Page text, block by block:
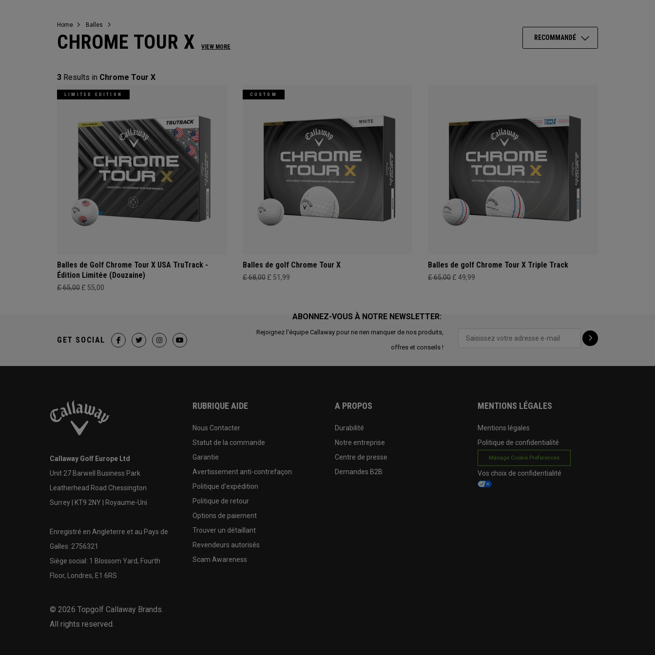
Home Balles
CHROME TOUR X VIEW MORE
RECOMMANDÉ
3 Results in Chrome Tour X
LIMITED EDITION
Balles de Golf Chrome Tour X USA TruTrack -
Édition Limitée (Douzaine)
£ 65,00 £ 55,00
CUSTOM
Balles de golf Chrome Tour X
£ 68,00 £ 51,99
Balles de golf Chrome Tour X Triple Track
£ 65,00 £ 49,99
ABONNEZ-VOUS À NOTRE NEWSLETTER:
Rejoignez l'équipe Callaway pour ne rien manquer de nos produits,
offres et conseils !
GET SOCIAL
Callaway Golf Europe Ltd
Unit 27 Barwell Business Park
Leatherhead Road Chessington
Surrey | KT9 2NY | Royaume-Uni
Enregistré en Angleterre et au Pays de
Galles: 2756321
Siège social: 1 Blossom Yard, Fourth
Floor, Londres, E1 6RS
© 2026 Topgolf Callaway Brands.
All rights reserved.
RUBRIQUE AIDE
Nous Contacter
Statut de la commande
Garantie
Avertissement anti-contrefaçon
Politique d'expédition
Politique de retour
Options de paiement
Trouver un détaillant
Revendeurs autorisés
Scam Awareness
A PROPOS
Durabilité
Notre entreprise
Centre de presse
Demandes B2B
MENTIONS LÉGALES
Mentions légales
Politique de confidentialité
Manage Cookie Preferences
Vos choix de confidentialité